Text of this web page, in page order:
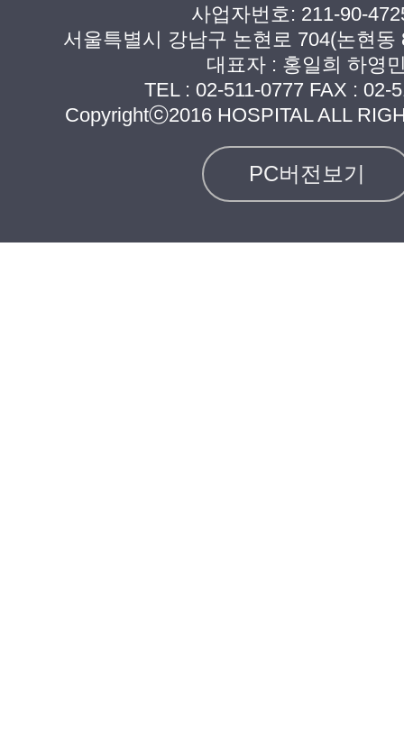
사업자번호: 211-90-
서울특별시 강남구 논현로 704(논현동
대표자 : 홍일희 하영
TEL : 02-511-0777 FAX : 02-
Copyrightⓒ2016 HOSPITAL ALL
PC버전보기